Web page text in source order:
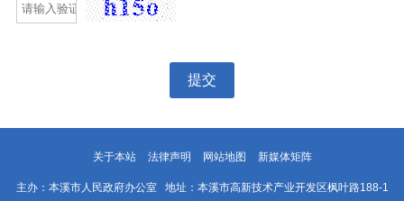
提交
关于本站 法律声明 网站地图 新媒体矩阵
主办：本溪市人民政府办公室 地址：本溪市高新技术产业开发区枫叶路188-1